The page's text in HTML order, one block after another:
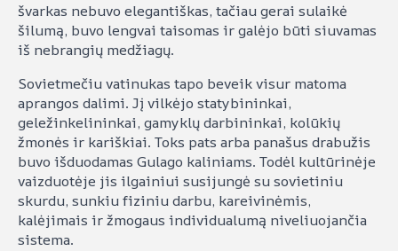
švarkas nebuvo elegantiškas, tačiau gerai sulaikė
šilumą, buvo lengvai taisomas ir galėjo būti siuvamas
iš nebrangių medžiagų.
Sovietmečiu vatinukas tapo beveik visur matoma
aprangos dalimi. Jį vilkėjo statybininkai,
geležinkelininkai, gamyklų darbininkai, kolūkių
žmonės ir kariškiai. Toks pats arba panašus drabužis
buvo išduodamas Gulago kaliniams. Todėl kultūrinėje
vaizduotėje jis ilgainiui susijungė su sovietiniu
skurdu, sunkiu fiziniu darbu, kareivinėmis,
kalėjimais ir žmogaus individualumą niveliuojančia
sistema.